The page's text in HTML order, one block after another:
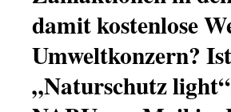
damit kostenlose
Umweltkonzern?
„Naturschutz